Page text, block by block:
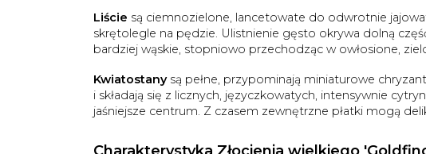
Liście są ciemnozielone, lancetowate do odwrotnie
skrętolegle na pędzie. Ulistnienie gęsto okrywa dolną
bardziej wąskie, stopniowo przechodząc w owłosione,
Kwiatostanysą pełne, przypominają miniaturowe
i składają się z licznych, języczkowatych, intensywnie
jaśniejsze centrum. Z czasem zewnętrzne płatki mogą